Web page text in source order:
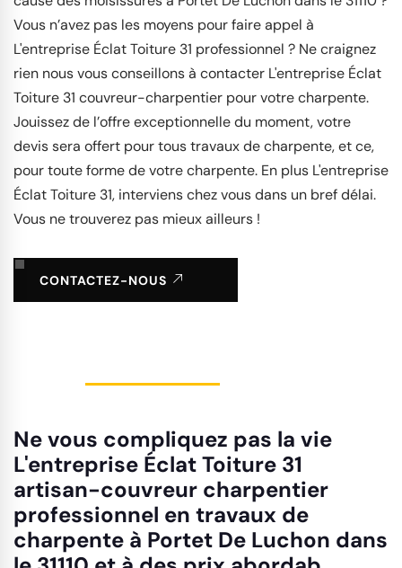
Vous n’avez pas les moyens pour faire appel à
L'entreprise Éclat Toiture 31 professionnel ? Ne craignez
rien nous vous conseillons à contacter L'entreprise Éclat
Toiture 31 couvreur-charpentier pour votre charpente.
Jouissez de l’offre exceptionnelle du moment, votre
devis sera offert pour tous travaux de charpente, et ce,
pour toute forme de votre charpente. En plus L'entreprise
Éclat Toiture 31, interviens chez vous dans un bref délai.
Vous ne trouverez pas mieux ailleurs !
CONTACTEZ-NOUS
Ne vous compliquez pas la vie
L'entreprise Éclat Toiture 31
artisan-couvreur charpentier
professionnel en travaux de
charpente à Portet De Luchon dans